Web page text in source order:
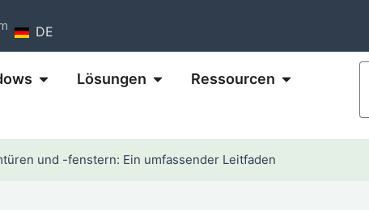
DE
Lösungen Ressourcen
und -fenstern: Ein umfassender Leitfaden